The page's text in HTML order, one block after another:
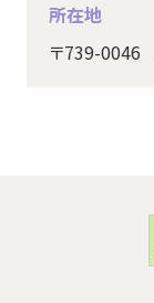
所在地
〒739-0046